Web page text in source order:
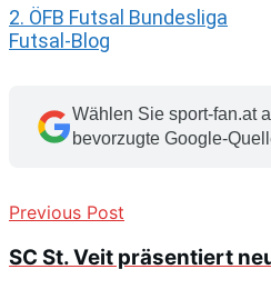
2. ÖFB Futsal Bundesliga
Futsal-Blog
Wählen Sie sport-fan.at
bevorzugte Google-
Previous Post
SC St. Veit präsentiert